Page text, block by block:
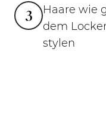
3
Haare wie
dem
stylen